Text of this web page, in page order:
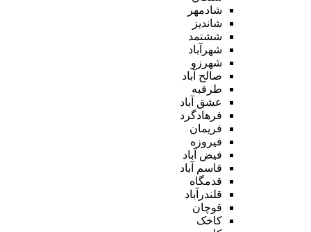
شادمهر
شاندیز
ششتمد
شهرآباد
شهرزو
صالح آباد
طرقبه
عشق آباد
فرهادگرد
فریمان
فیروزه
فیض آباد
قاسم آباد
قدمگاه
قلندرآباد
قوچان
کاخک